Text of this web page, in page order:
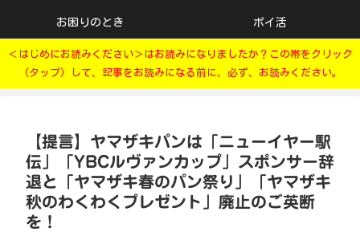
お困りのとき ポイ活
＜はじめにお読みください＞はお読みになりましたか？この帯をクリック
（タップ）して、記事をお読みになる前に、必ず、お読みください。
【提言】ヤマザキパンは「ニューイヤー駅
伝」「YBCルヴァンカップ」スポンサー辞
退と「ヤマザキ春のパン祭り」「ヤマザキ
秋のわくわくプレゼント」廃止のご英断
を！